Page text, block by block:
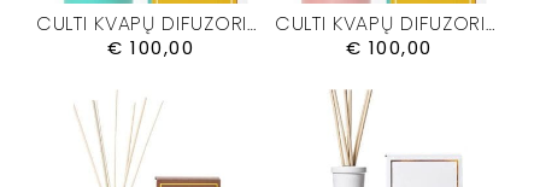
CULTI KVAPŲ DIFUZORIUS “CHROMIA I” 500 ML
€ 100,00
CULTI KVAPŲ DIFUZORIUS “CHROMIA II” 500 ML
€ 100,00